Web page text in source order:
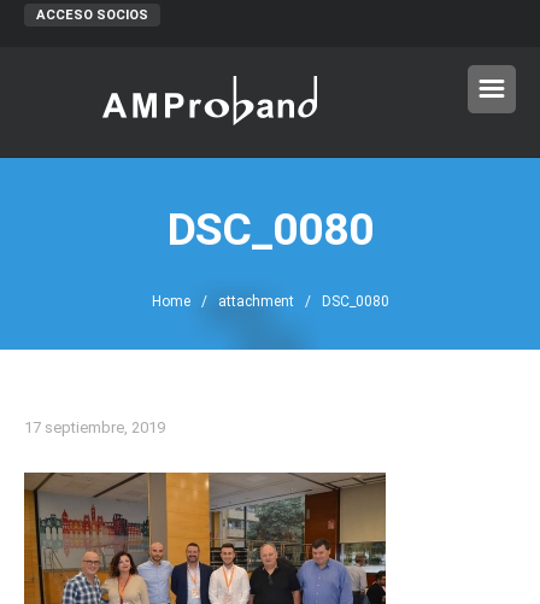
ACCESO SOCIOS
DSC_0080
Home/ attachment / DSC_0080
17 septiembre, 2019